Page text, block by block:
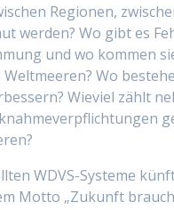
Regionen,
werden? Wo gibt es
und wo kommen
Wo
Wieviel zählt
WDVS-Systeme
Motto „Zukunft